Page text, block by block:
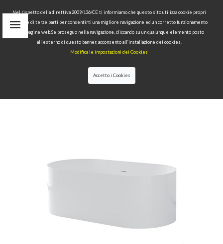
Area Riservata
COLLEZIONI >> BATH-TUB
Nel rispetto della direttiva 2009/136/CE ti informiamo che questo sito utilizza cookie propri
tecnici e di terze parti per consentirti una migliore navigazione ed un corretto funzionamento
delle pagine web.Se proseguo nella navigazione, cliccando su un qualunque elemento posto
all’esterno di questo banner, acconsento all’installazione dei cookies.
Modifica le impostazioni dei Cookies
Accetto i Cookies